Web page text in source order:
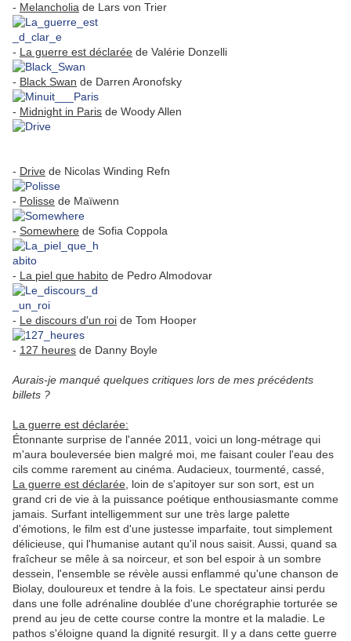
- Melancholia de Lars von Trier
- La guerre est déclarée de Valérie Donzelli
- Black Swan de Darren Aronofsky
- Midnight in Paris de Woody Allen
- Drive de Nicolas Winding Refn
- Polisse de Maïwenn
- Somewhere de Sofia Coppola
- La piel que habito de Pedro Almodovar
- Le discours d'un roi de Tom Hooper
- 127 heures de Danny Boyle
Aurais-je manqué quelques critiques lors de mes précédents
billets ?
La guerre est déclarée:
Étonnante surprise de l'année 2011, voici un long-métrage qui
m'aura bouleversée bien malgré moi, me faisant couler l'eau des
cils comme rarement au cinéma. Audacieux, tourmenté, cassé,
La guerre est déclarée , loin de s'apitoyer sur son sort, est un
grand cri de vie à la puissance poétique enthousiasmante comme
jamais. Surfant intelligemment sur une très large palette
d'émotions, le film est d'une justesse imparfaite, tout simplement
délicieuse, qui l'humanise autant qu'il nous saisit. Aussi, quand sa
fraîcheur se mêle à sa noirceur, et son bel espoir à un sombre
dessein, l'ensemble se révèle aussi enflammé qu'une chanson de
Biolay, douloureux et tendre à la fois. Le spectateur ainsi perdu
dans une folle adrénaline doublée d'une chorégraphie torturée se
prend au jeu de cette course contre la montre et la maladie. Le
pathos s'éloigne quand la dignité resurgit. Il y a dans cette guerre